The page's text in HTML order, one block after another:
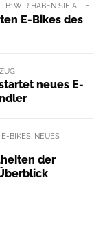
WIR HABEN SIE ALLE!
E-Bikes des
neues E-
BIKES, NEUES
der